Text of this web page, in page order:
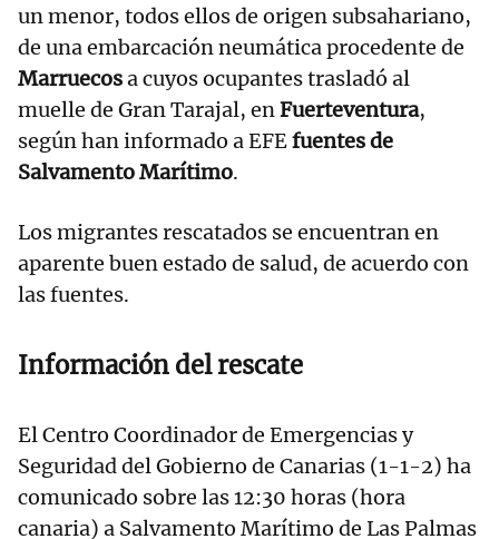
un menor, todos ellos de origen subsahariano,
de una embarcación neumática procedente de
Marruecosa cuyos ocupantes trasladó al
muelle de Gran Tarajal, enFuerteventura,
según han informado a EFEfuentes de
Salvamento Marítimo.
Los migrantes rescatados se encuentran en
aparente buen estado de salud, de acuerdo con
las fuentes.
Información del rescate
El Centro Coordinador de Emergencias y
Seguridad del Gobierno de Canarias (1-1-2) ha
comunicado sobre las 12:30 horas (hora
canaria) a Salvamento Marítimo de Las Palmas